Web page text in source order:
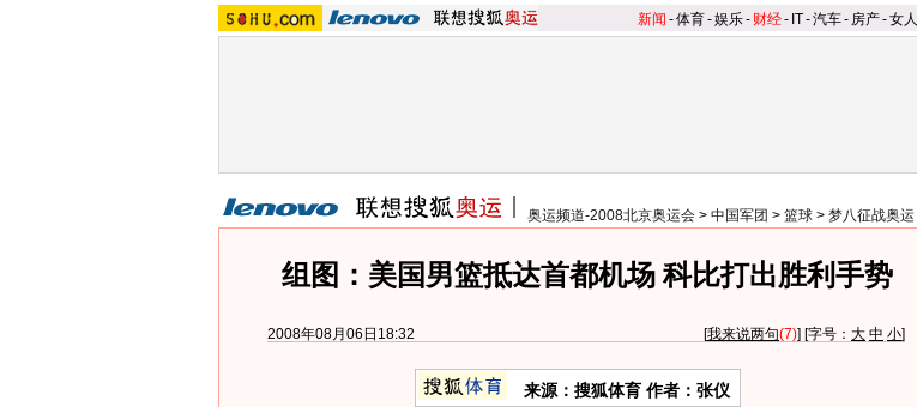
新闻 -体育-娱乐- 财经- IT-汽车- 房产-女人
奥运频道-2008北京奥运会 > 中国军团 > 篮球 > 梦八征战奥运
组图：美国男篮抵达首都机场 科比打出胜利手势
2008年08月06日18:32 [我来说两句(7)] [字号： 大 中 小]
来源：搜狐体育 作者：张仪